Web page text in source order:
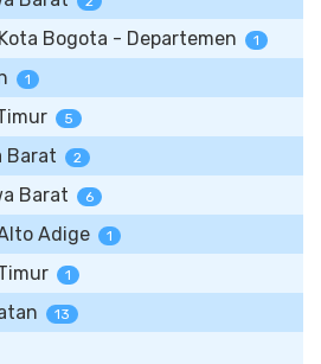
Bogota - Departemen 1
1
5
Barat 2
Barat 6
Adige 1
1
13